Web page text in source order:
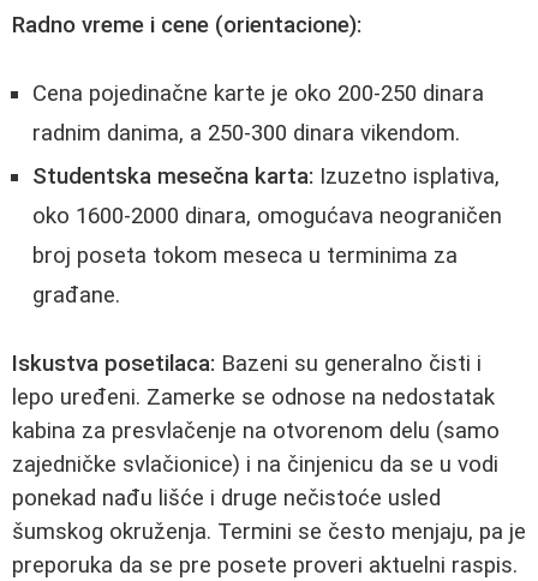
Radno vreme i cene (orientacione):
Cena pojedinačne karte je oko 200-250 dinara
radnim danima, a 250-300 dinara vikendom.
Studentska mesečna karta: Izuzetno isplativa,
oko 1600-2000 dinara, omogućava neograničen
broj poseta tokom meseca u terminima za
građane.
Iskustva posetilaca: Bazeni su generalno čisti i
lepo uređeni. Zamerke se odnose na nedostatak
kabina za presvlačenje na otvorenom delu (samo
zajedničke svlačionice) i na činjenicu da se u vodi
ponekad nađu lišće i druge nečistoće usled
šumskog okruženja. Termini se često menjaju, pa je
preporuka da se pre posete proveri aktuelni raspis.